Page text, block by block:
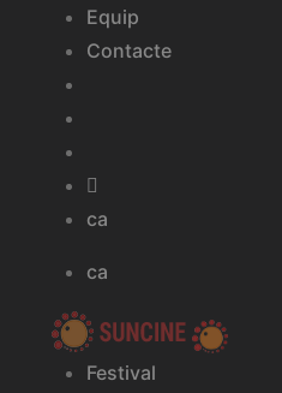
Equip
Contacte
ca
ca
Festival